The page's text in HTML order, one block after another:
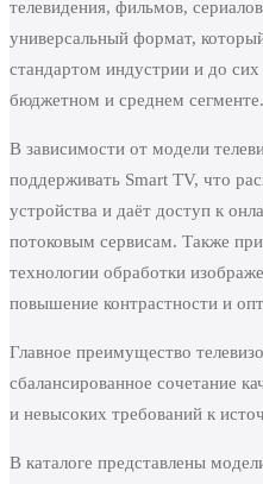
телевидения, фильмов,
универсальный формат,
стандартом индустрии и до сих
бюджетном и среднем сегменте.
В зависимости от модели
поддерживать Smart TV, что
устройства и даёт доступ к
потоковым сервисам. Также
технологии обработки
повышение контрастности и
Главное преимущество
сбалансированное сочетание
и невысоких требований к
В каталоге представлены